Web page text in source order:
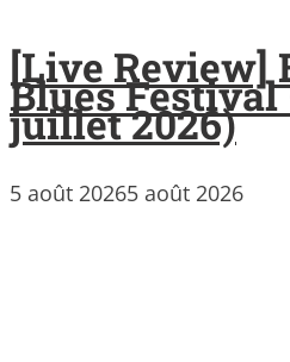
[Live Review]
Blues Festival
juillet 2026)
5 août 20265 août 2026